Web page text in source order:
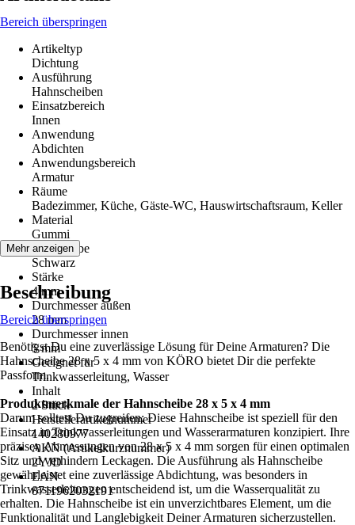
Bereich überspringen
Artikeltyp
Dichtung
Ausführung
Hahnscheiben
Einsatzbereich
Innen
Anwendung
Abdichten
Anwendungsbereich
Armatur
Räume
Badezimmer, Küche, Gäste-WC, Hauswirtschaftsraum, Keller
Material
Gummi
Grundfarbe
Schwarz
Stärke
4 mm
Durchmesser außen
28 mm
Durchmesser innen
5 mm
Geeignet für
Trinkwasserleitung, Wasser
Inhalt
2 Stück
Herstellerartikelnummer
140280977
AKN (Artikelkurznummer)
2YJD
EAN
8711962032191
Mehr anzeigen
Beschreibung
Bereich überspringen
Benötigst Du eine zuverlässige Lösung für Deine Armaturen? Die
Hahnscheibe 28 x 5 x 4 mm von KÖRO bietet Dir die perfekte
Passform.
Produktmerkmale der Hahnscheibe 28 x 5 x 4 mm
Darum solltest Du zugreifen: Diese Hahnscheibe ist speziell für den
Einsatz in Trinkwasserleitungen und Wasserarmaturen konzipiert. Ihre
präzisen Abmessungen von 28 x 5 x 4 mm sorgen für einen optimalen
Sitz und verhindern Leckagen. Die Ausführung als Hahnscheibe
gewährleistet eine zuverlässige Abdichtung, was besonders in
Trinkwasserleitungen entscheidend ist, um die Wasserqualität zu
erhalten. Die Hahnscheibe ist ein unverzichtbares Element, um die
Funktionalität und Langlebigkeit Deiner Armaturen sicherzustellen.